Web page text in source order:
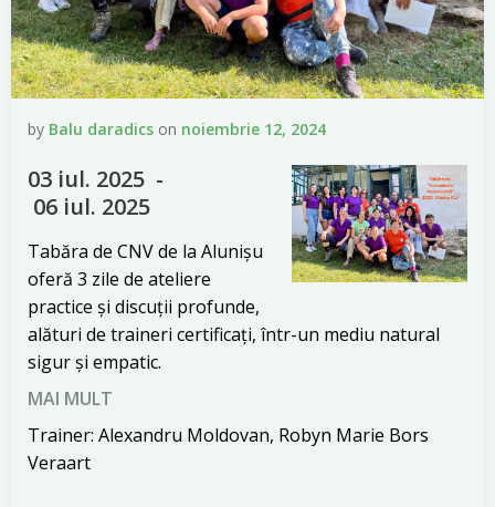
by Balu daradics on noiembrie 12, 2024
03 iul. 2025 -
06 iul. 2025
Tabăra de CNV de la Alunișu
oferă 3 zile de ateliere
practice și discuții profunde,
alături de traineri certificați, într-un mediu natural
sigur și empatic.
MAI MULT
Trainer: Alexandru Moldovan, Robyn Marie Bors
Veraart